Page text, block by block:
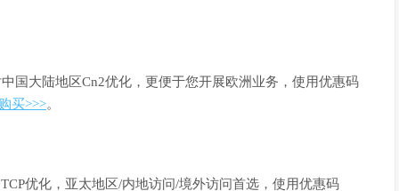
国大陆地区Cn2优化，更便于您开展欧洲业务，使用优惠码
买>>>。
优化，亚太地区/内地访问/境外访问首选，使用优惠码